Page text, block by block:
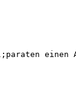
einen